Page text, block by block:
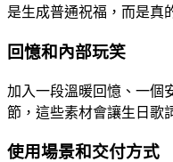
是生成普通祝福，而是真
回憶和內部玩笑
加入一段溫暖回憶、一個
節，這些素材會讓生日歌
使用場景和交付方式